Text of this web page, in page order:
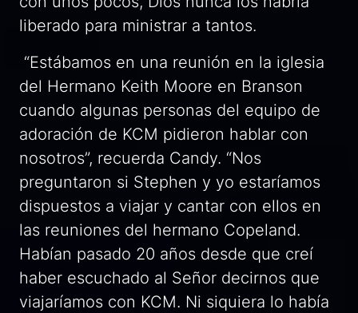
liberado para ministrar a tantos.
“Estábamos en una reunión en la iglesia
del Hermano Keith Moore en Branson
cuando algunas personas del equipo de
adoración de KCM pidieron hablar con
nosotros”, recuerda Candy. “Nos
preguntaron si Stephen y yo estaríamos
dispuestos a viajar y cantar con ellos en
las reuniones del hermano Copeland.
Habían pasado 20 años desde que creí
haber escuchado al Señor decirnos que
viajaríamos con KCM. Ni siquiera lo había